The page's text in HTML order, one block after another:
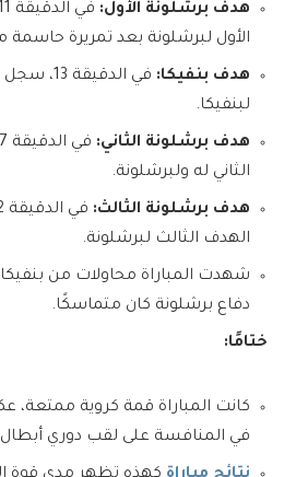
هدف برشلونة الأول:
الأول لبرشلونة بعد تمريرة حاسمة
هدف بنفيكا:
في
لبنفيكا.
هدف برشلونة الثاني:
الثاني له ولبرشلونة.
هدف برشلونة الثالث:
الهدف الثالث لبرشلونة.
شهدت المباراة محاولات من بنفيكا
دفاع برشلونة كان متماسكًا.
ختامًا:
كانت المباراة قمة كروية ممتعة،
في المنافسة على لقب دوري أبطال